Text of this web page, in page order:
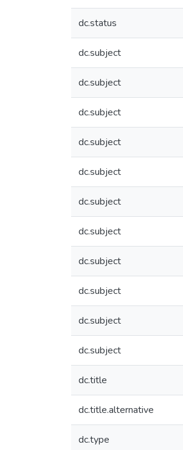
dc.status
dc.subject
dc.subject
dc.subject
dc.subject
dc.subject
dc.subject
dc.subject
dc.subject
dc.subject
dc.subject
dc.subject
dc.title
dc.title.alternative
dc.type